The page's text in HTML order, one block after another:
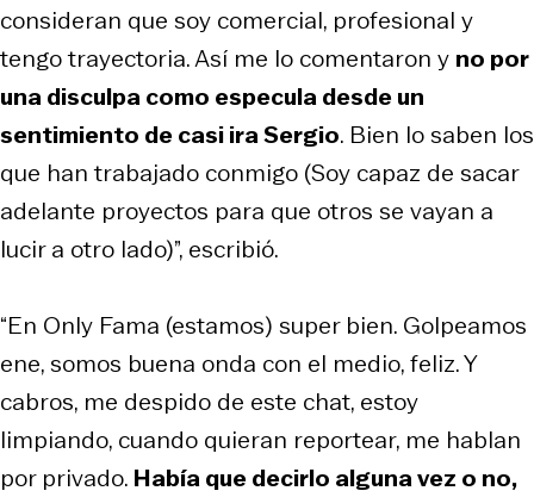
consideran que soy comercial, profesional y
tengo trayectoria. Así me lo comentaron y no por
una disculpa como especula desde un
sentimiento de casi ira Sergio. Bien lo saben los
que han trabajado conmigo (Soy capaz de sacar
adelante proyectos para que otros se vayan a
lucir a otro lado)”, escribió.
“En Only Fama (estamos) super bien. Golpeamos
ene, somos buena onda con el medio, feliz. Y
cabros, me despido de este chat, estoy
limpiando, cuando quieran reportear, me hablan
por privado. Había que decirlo alguna vez o no,